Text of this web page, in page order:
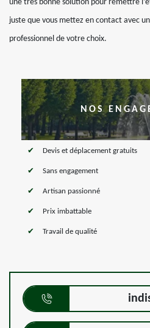
une très bonne solution pour remettre
juste que vous mettez en contact avec
professionnel de votre choix.
NOS
Devis et déplacement gratuits
Sans engagement
Artisan passionné
Prix imbattable
Travail de qualité